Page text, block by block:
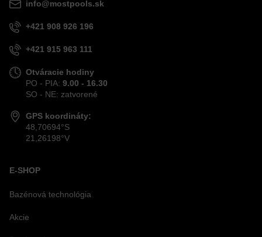
info@mostpools.sk
+421 908 926 196
+421 915 963 111
Otváracie hodiny
PO - PIA: 9.00 - 16.30
SO - NE: zatvorené
GPS koordináty:
48,70694°S
21,26198°V
E-SHOP
Bazénová technológia
Akcie